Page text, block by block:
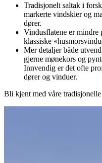
Tradisjonelt saltak i
markerte vindskier og
dører.
Vindusflatene er mindre
klassiske
Mer detaljer både
gjerne mønekors og
Innvendig er det ofte
dører og vinduer.
Bli kjent med våre tradisjonelle